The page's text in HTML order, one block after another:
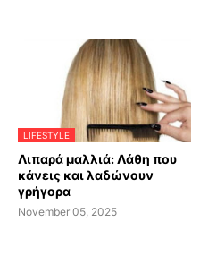
LIFESTYLE
Λιπαρά μαλλιά: Λάθη που
κάνεις και λαδώνουν
γρήγορα
November 05, 2025